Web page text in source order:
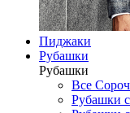
Пиджаки
Рубашки
Рубашки
Все
Рубашки